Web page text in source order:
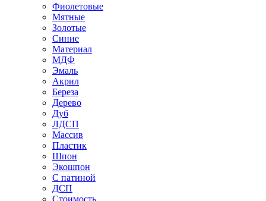
Фиолетовые
Мятные
Золотые
Синие
Материал
МДФ
Эмаль
Акрил
Береза
Дерево
Дуб
ЛДСП
Массив
Пластик
Шпон
Экошпон
С патиной
ДСП
Стоимость